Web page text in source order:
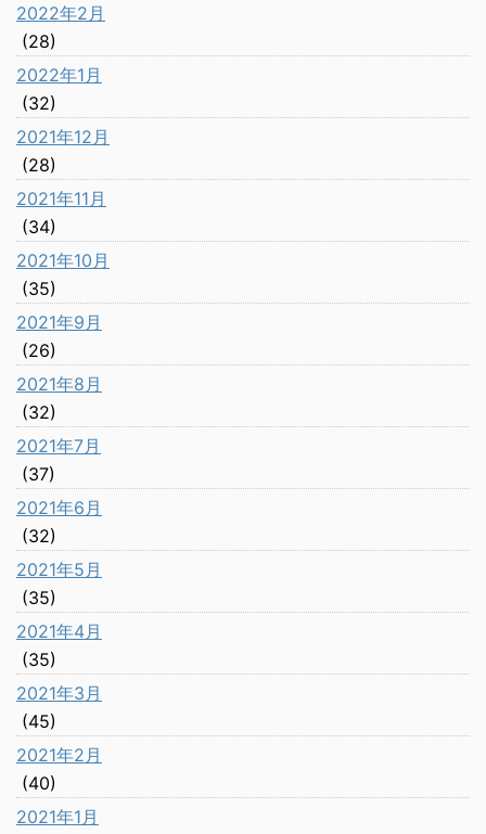
2022年2月
(28)
2022年1月
(32)
2021年12月
(28)
2021年11月
(34)
2021年10月
(35)
2021年9月
(26)
2021年8月
(32)
2021年7月
(37)
2021年6月
(32)
2021年5月
(35)
2021年4月
(35)
2021年3月
(45)
2021年2月
(40)
2021年1月